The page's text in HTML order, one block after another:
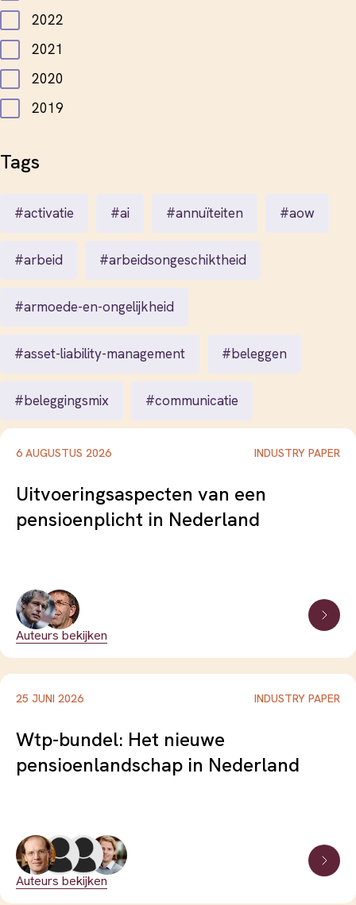
2022
2021
2020
2019
2017
2014
2012
2009
2008
2007
2006
2005
Tags
#activatie #ai #annuïteiten #aow
#arbeid #arbeidsongeschiktheid
#armoede-en-ongelijkheid
#asset-liability-management #beleggen
#beleggingsmix #communicatie
#consolidatie-en-mededinging #data-science
#data-infrastructuur #duurzaam-beleggen
#ethiek-en-privacy
#financiële-kennis-en-geletterdheid
#fiscaliteit #flexibilisering-arbeidsmarkt
#gedrag #gezondheid-en-zorg
#inrichting-reserve
6 AUGUSTUS 2026 INDUSTRY PAPER
Uitvoeringsaspecten van een
pensioenplicht in Nederland
Auteurs bekijken
25 JUNI 2026 INDUSTRY PAPER
Wtp-bundel: Het nieuwe
pensioenlandschap in Nederland
Auteurs bekijken